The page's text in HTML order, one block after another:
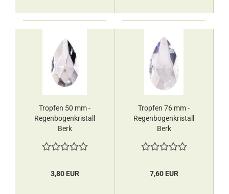
Tropfen 50 mm -
Regenbogenkristall
Berk
3,80 EUR
Tropfen 76 mm -
Regenbogenkristall
Berk
7,60 EUR